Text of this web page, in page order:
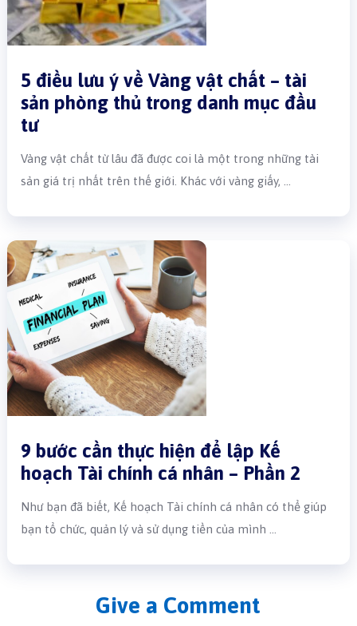
5 điều lưu ý về Vàng vật chất – tài
sản phòng thủ trong danh mục đầu
tư
Vàng vật chất từ lâu đã được coi là một trong những tài
sản giá trị nhất trên thế giới. Khác với vàng giấy, …
9 bước cần thực hiện để lập Kế
hoạch Tài chính cá nhân – Phần 2
Như bạn đã biết, Kế hoạch Tài chính cá nhân có thể giúp
bạn tổ chức, quản lý và sử dụng tiền của mình …
Give a Comment